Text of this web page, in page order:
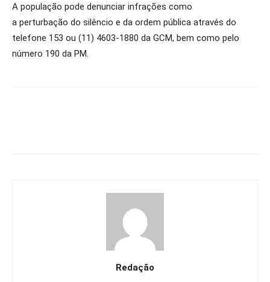
A população pode denunciar infrações como
a perturbação do silêncio e da ordem pública através do
telefone 153 ou (11) 4603-1880 da GCM, bem como pelo
número 190 da PM.
Redação